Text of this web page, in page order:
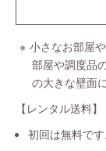
小さなお部屋
部屋や調度品
の大きな壁面
【レンタル送料】
初回は無料です